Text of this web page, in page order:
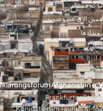
ما که هستیم
همین الان عضو شوید
رویدادها
تماس
نشانی
Afghanistan e.V.
Frankfurter Str. 9a
61462 Königstein im Taunus